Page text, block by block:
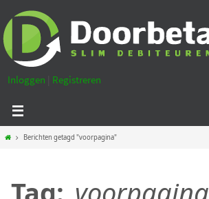
naar
de
inhoud
Inloggen Registreren
HomeBerichten getagd "voorpagina"
Tag: voorpagina